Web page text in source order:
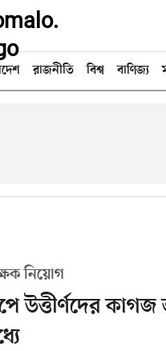
রাজনীতি বিশ্ব বাণিজ্য
নিয়োগ
উত্তীর্ণদের